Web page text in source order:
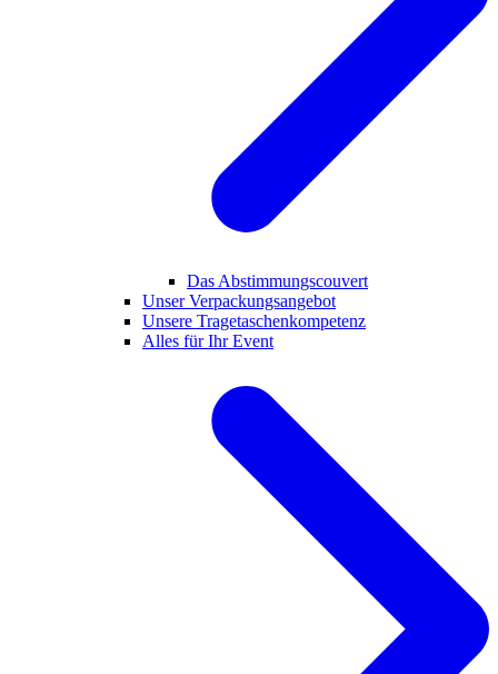
Das Abstimmungscouvert
Unser Verpackungsangebot
Unsere Tragetaschenkompetenz
Alles für Ihr Event